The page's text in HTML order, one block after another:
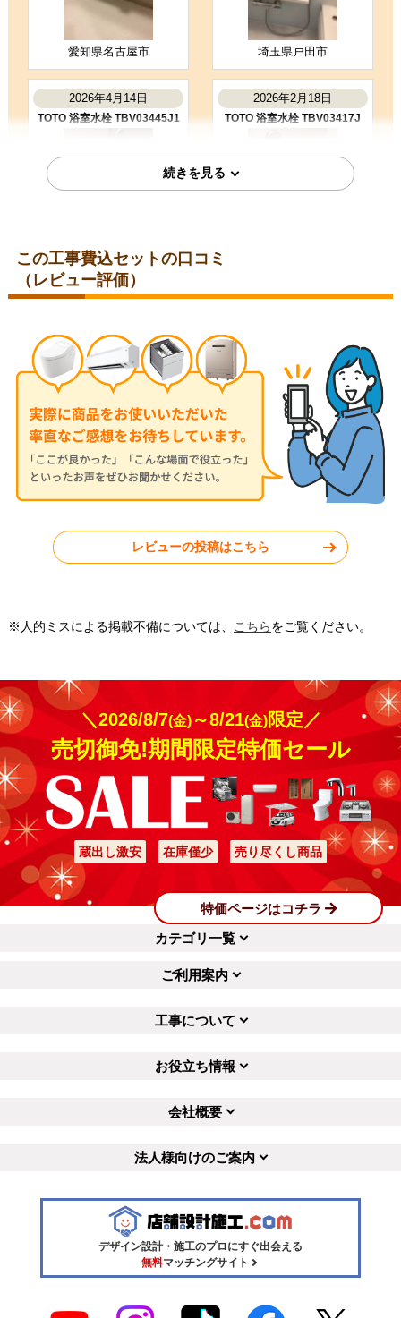
工事満足度 ★★★★☆ 受注満足度 ★★★☆☆
購入の決め手
お客様の声をもっと見る
愛知県名古屋市 埼玉県戸田市
2026年4月14日
TOTO 浴室水栓 TBV03445J1
福岡県福岡市
2026年2月18日
TOTO 浴室水栓 TBV03417J
2026年1月19日
佐賀県鳥栖市
2025年11月11日
福岡県福岡市
この工事費込セットの口コミ
（レビュー評価）
レビューの投稿はこちら
※人的ミスによる掲載不備については、 こちらをご覧ください。
＼2026/8/7(金)～8/21(金)限定／
売切御免!期間限定特価セール
蔵出し激安 在庫僅少 売り尽くし商品
特価ページはコチラ
カテゴリ一覧
ご利用案内
工事について
お役立ち情報
会社概要
法人様向けのご案内
デザイン設計・施工のプロにすぐ出会える
無料マッチングサイト